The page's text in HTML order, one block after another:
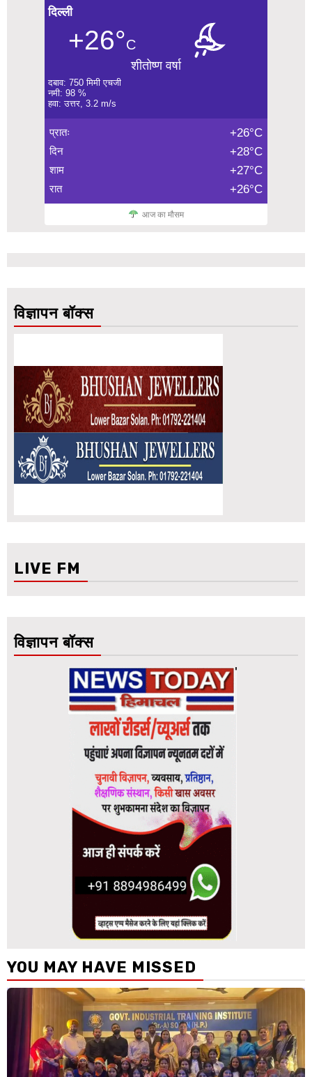
दिल्ली
+26°C
शीतोष्ण वर्षा
दबाव: 750 मिमी एचजी
नमी: 98 %
हवा: उत्तर, 3.2 m/s
प्रातः +26°C
दिन +28°C
शाम +27°C
रात +26°C
आज का मौसम
विज्ञापन बॉक्स
LIVE FM
विज्ञापन बॉक्स
YOU MAY HAVE MISSED